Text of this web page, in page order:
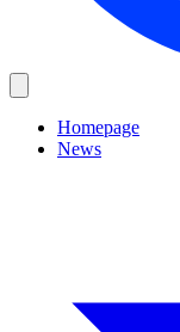
Homepage
News